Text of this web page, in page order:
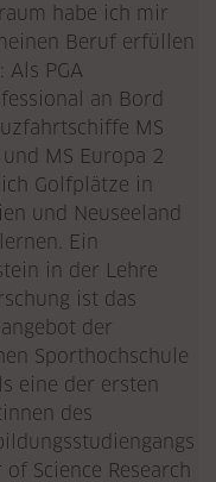
habe ich mir
Beruf erfüllen
Als PGA
an Bord
MS
MS Europa 2
Golfplätze in
und Neuseeland
Ein
in der Lehre
ist das
der
Sporthochschule
eine der ersten
des
of Science Research